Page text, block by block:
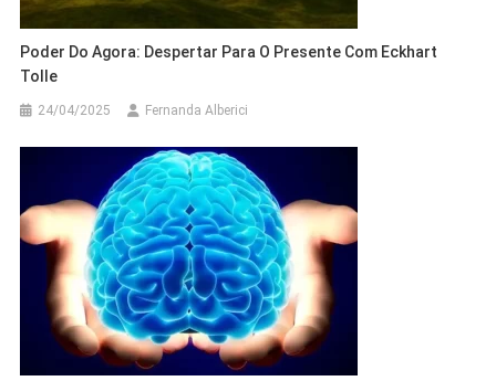
Poder Do Agora: Despertar Para O Presente Com Eckhart
Tolle
24/04/2025 Fernanda Alberici